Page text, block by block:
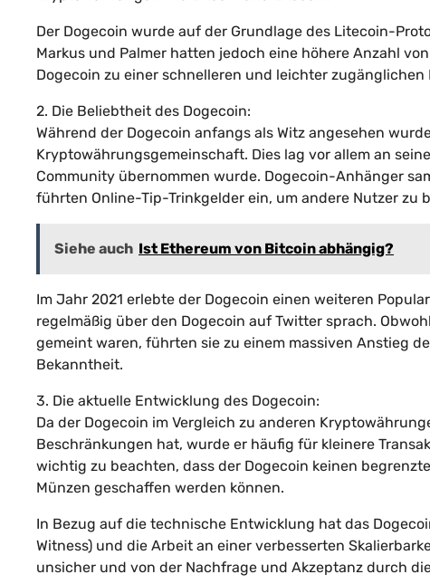
Der Dogecoin wurde auf der Grundlage des Litecoin-
Markus und Palmer hatten jedoch eine höhere Anzahl
Dogecoin zu einer schnelleren und leichter
2. Die Beliebtheit des Dogecoin:
Während der Dogecoin anfangs als Witz angesehen
Kryptowährungsgemeinschaft. Dies lag vor allem an
Community übernommen wurde. Dogecoin-Anhänger
führten Online-Tip-Trinkgelder ein, um andere Nutzer zu
Siehe auch Ist Ethereum von Bitcoin abhängig?
Im Jahr 2021 erlebte der Dogecoin einen weiteren
regelmäßig über den Dogecoin auf Twitter sprach.
gemeint waren, führten sie zu einem massiven Anstieg
Bekanntheit.
3. Die aktuelle Entwicklung des Dogecoin:
Da der Dogecoin im Vergleich zu anderen
Beschränkungen hat, wurde er häufig für kleinere
wichtig zu beachten, dass der Dogecoin keinen
Münzen geschaffen werden können.
In Bezug auf die technische Entwicklung hat das
Witness) und die Arbeit an einer verbesserten
unsicher und von der Nachfrage und Akzeptanz durch